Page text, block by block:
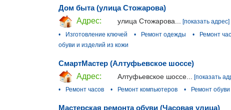
Дом быта (улица Стожарова)
Адрес:
улица Стожарова...
[показать адрес]
•
Изготовление ключей • Ремонт одежды • Ремонт
обуви и изделий из кожи
СмартМастер (Алтуфьевское шоссе)
Адрес:
Алтуфьевское шоссе...
[показать
•
Ремонт часов • Ремонт компьютеров • Ремонт
Мастерская ремонта обуви (Часовая улица)